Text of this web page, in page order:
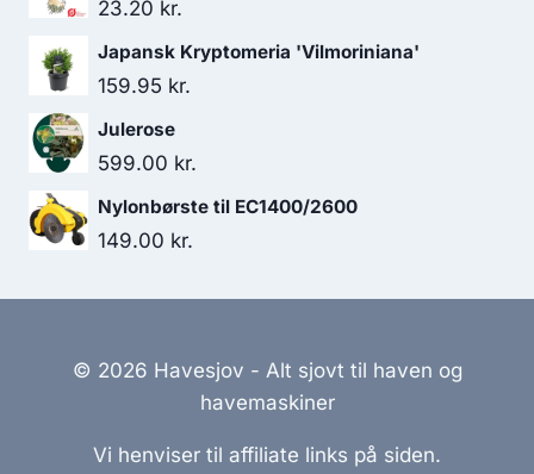
23.20 kr.
Japansk Kryptomeria 'Vilmoriniana'
159.95 kr.
Julerose
599.00 kr.
Nylonbørste til EC1400/2600
149.00 kr.
© 2026 Havesjov - Alt sjovt til haven og
havemaskiner
Vi henviser til affiliate links på siden.